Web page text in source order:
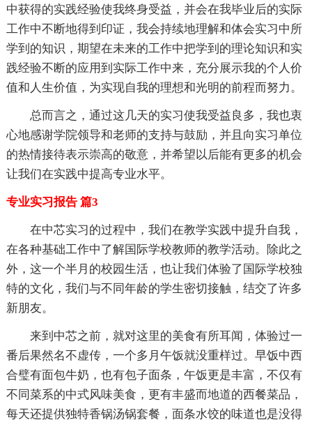
中获得的实践经验使我终身受益，并会在我毕业后的实际
工作中不断地得到印证，我会持续地理解和体会实习中所
学到的知识，期望在未来的工作中把学到的理论知识和实
践经验不断的应用到实际工作中来，充分展示我的个人价
值和人生价值，为实现自我的理想和光明的前程而努力。
总而言之，通过这几天的实习使我受益良多，我也衷
心地感谢学院领导和老师的支持与鼓励，并且向实习单位
的热情接待表示崇高的敬意，并希望以后能有更多的机会
让我们在实践中提高专业水平。
专业实习报告 篇3
在中芯实习的过程中，我们在教学实践中提升自我，
在各种基础工作中了解国际学校教师的教学活动。除此之
外，这一个半月的校园生活，也让我们体验了国际学校独
特的文化，我们与不同年龄的学生密切接触，结交了许多
新朋友。
来到中芯之前，就对这里的美食有所耳闻，体验过一
番后果然名不虚传，一个多月午饭就没重样过。早饭中西
合璧有面包牛奶，也有包子面条，午饭更是丰富，不仅有
不同菜系的中式风味美食，更有丰盛而地道的西餐菜品，
每天还提供独特香锅汤锅套餐，面条水饺的味道也是没得